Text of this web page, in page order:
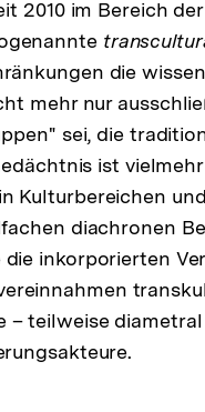
2010 im Bereich
die
mehr nur
sei, die
ist
Kulturbereichen
diachronen
inkorporierten
teilweise